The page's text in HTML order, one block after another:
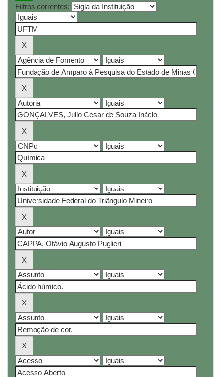
Filtros correntes: